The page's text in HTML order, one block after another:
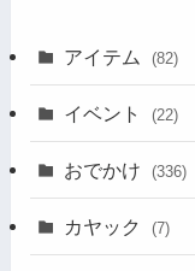
アイテム (82)
イベント (22)
おでかけ (336)
カヤック (7)